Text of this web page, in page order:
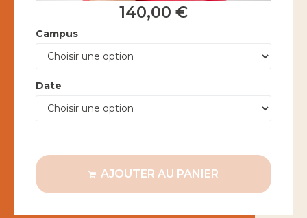
140,00 €
Campus
Date
AJOUTER AU PANIER